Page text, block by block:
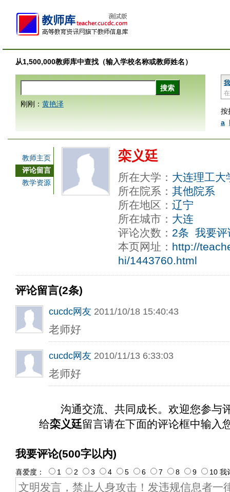
从1,500,000教师库中查找（输入学校名称或教师姓名）
按
a
刚刚： 黄艳泽
教师主页
评论留言
教学资源
栾义廷
所在大学： 大连理工大
所在院系： 其他院系
所在地区： 辽宁
所在城市： 大连
评论次数： 2条 我要评
本页网址： http://
hi/1443760.html
评论留言(2条)
cucdc网友 2011/10/18 15:40:43
老师好
cucdc网友 2010/11/13 6:33:03
老师好
沟通交流、共同成长。欢迎您参与
给栾义廷留言请在下面的评论框中输入
我要评论(500字以内)
喜爱度： 1 2 3 4 5 6 7 8 9 10 我